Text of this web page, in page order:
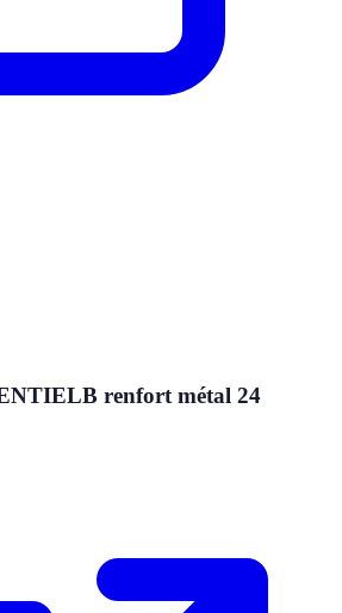
renfort métal 24